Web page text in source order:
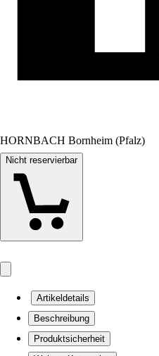
HORNBACH Bornheim (Pfalz)
Nicht reservierbar
Artikeldetails
Beschreibung
Produktsicherheit